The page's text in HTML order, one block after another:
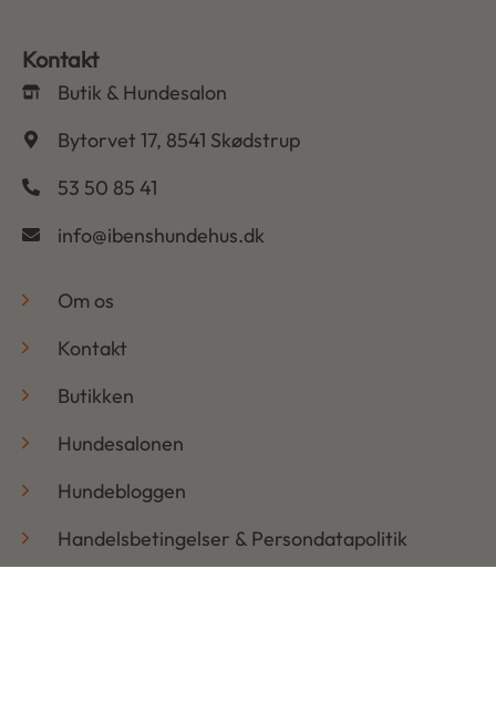
Kontakt
Butik & Hundesalon
Bytorvet 17, 8541 Skødstrup
53 50 85 41
info@ibenshundehus.dk
Om os
Kontakt
Butikken
Hundesalonen
Hundebloggen
Handelsbetingelser & Persondatapolitik